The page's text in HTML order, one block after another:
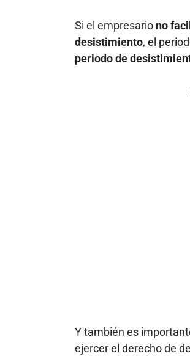
Si el empresario no
desistimiento, el
periodo de
Y también es
ejercer el derecho de